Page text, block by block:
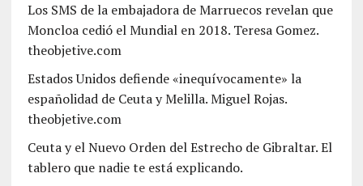
Los SMS de la embajadora de Marruecos revelan que
Moncloa cedió el Mundial en 2018. Teresa Gomez.
theobjetive.com
Estados Unidos defiende «inequívocamente» la
españolidad de Ceuta y Melilla. Miguel Rojas.
theobjetive.com
Ceuta y el Nuevo Orden del Estrecho de Gibraltar. El
tablero que nadie te está explicando.